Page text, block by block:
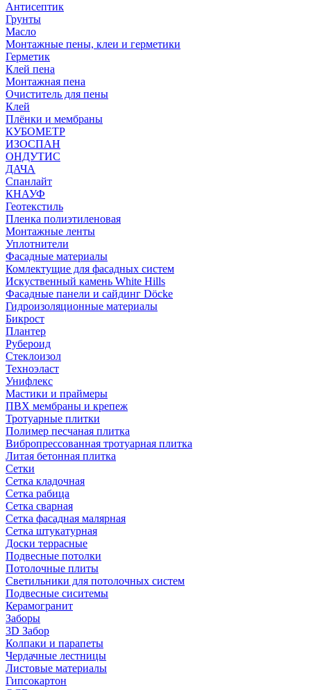
Антисептик
Грунты
Масло
Монтажные пены, клеи и герметики
Герметик
Клей пена
Монтажная пена
Очиститель для пены
Клей
Плёнки и мембраны
КУБОМЕТР
ИЗОСПАН
ОНДУТИС
ДАЧА
Спанлайт
КНАУФ
Геотекстиль
Пленка полиэтиленовая
Монтажные ленты
Уплотнители
Фасадные материалы
Комлектущие для фасадных систем
Искуственный камень White Hills
Фасадные панели и сайдинг Döcke
Гидроизоляционные материалы
Бикрост
Плантер
Рубероид
Стеклоизол
Техноэласт
Унифлекс
Мастики и праймеры
ПВХ мембраны и крепеж
Тротуарные плитки
Полимер песчаная плитка
Вибропрессованная тротуарная плитка
Литая бетонная плитка
Сетки
Сетка кладочная
Сетка рабица
Сетка сварная
Сетка фасадная малярная
Сетка штукатурная
Доски террасные
Подвесные потолки
Потолочные плиты
Светильники для потолочных систем
Подвесные сиситемы
Керамогранит
Заборы
3D Забор
Колпаки и парапеты
Чердачные лестницы
Листовые материалы
Гипсокартон